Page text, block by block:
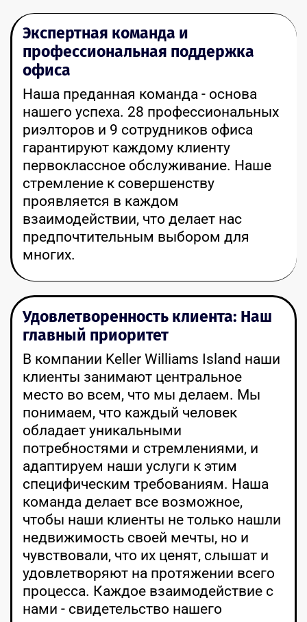
Экспертная команда и
профессиональная поддержка
офиса
Наша преданная команда - основа
нашего успеха. 28 профессиональных
риэлторов и 9 сотрудников офиса
гарантируют каждому клиенту
первоклассное обслуживание. Наше
стремление к совершенству
проявляется в каждом
взаимодействии, что делает нас
предпочтительным выбором для
многих.
Удовлетворенность клиента: Наш
главный приоритет
В компании Keller Williams Island наши
клиенты занимают центральное
место во всем, что мы делаем. Мы
понимаем, что каждый человек
обладает уникальными
потребностями и стремлениями, и
адаптируем наши услуги к этим
специфическим требованиям. Наша
команда делает все возможное,
чтобы наши клиенты не только нашли
недвижимость своей мечты, но и
чувствовали, что их ценят, слышат и
удовлетворяют на протяжении всего
процесса. Каждое взаимодействие с
нами - свидетельство нашего